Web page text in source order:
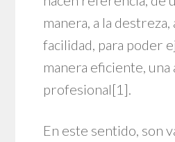
manera, a la
facilidad, para poder
manera eficiente, una
profesional[1]
En este sentido, son